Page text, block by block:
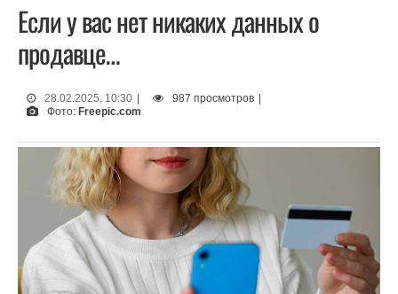
Если у вас нет никаких данных о
продавце…
28.02.2025, 10:30 987 просмотров
Фото: Freepic.com